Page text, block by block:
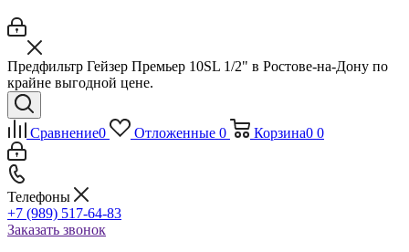
Предфильтр Гейзер Премьер 10SL 1/2" в Ростове-на-Дону по
крайне выгодной цене.
Сравнение0 Отложенные 0 Корзина0 0
Телефоны
+7 (989) 517-64-83
Заказать звонок